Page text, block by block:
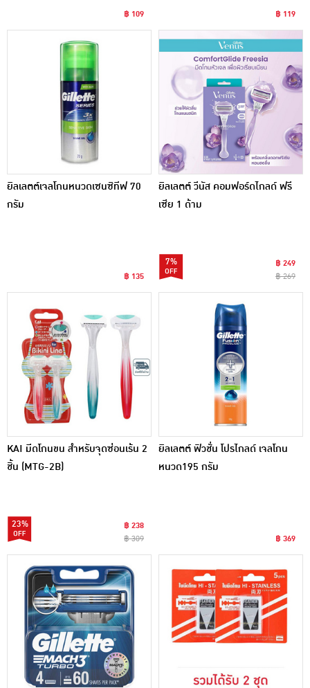
฿ 109 ฿ 119
ยิลเลตต์เจลโกนหนวดเซนซิทีฟ 70
กรัม
฿ 135
ยิลเลตต์ วีนัส คอมฟอร์ดไกลด์ ฟรี
เซีย 1 ด้าม
7%
฿ 249
฿ 269
KAI มีดโกนขน สำหรับจุดซ่อนเร้น 2
ชิ้น (MTG-2B)
23%
฿ 238
฿ 309
ยิลเลตต์ ฟิวชั่น โปรไกลด์ เจลโกน
หนวด195 กรัม
฿ 369